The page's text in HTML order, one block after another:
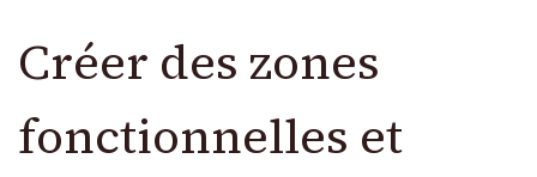
Créer des zones
fonctionnelles et